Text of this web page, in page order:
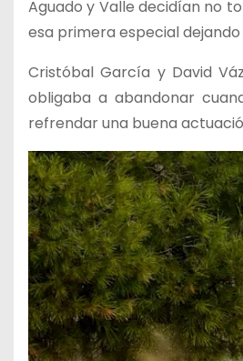
Aguado y Valle decidían no
esa primera especial
Cristóbal García y David
obligaba a abandonar
refrendar una buena